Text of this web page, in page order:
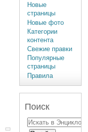
Новые
страницы
Новые фото
Категории
контента
Свежие правки
Популярные
страницы
Правила
Поиск